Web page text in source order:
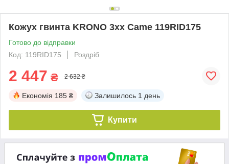
Кожух гвинта KRONO 3xx Came 119RID175
Готово до відправки
Код: 119RID175
Роздріб
2 447 ₴ 2 632 ₴
Економія 185 ₴ Залишилось 1 день
Купити